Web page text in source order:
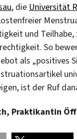
, die Universität
und
So
als „positives
ist der Ruf
Praktikantin